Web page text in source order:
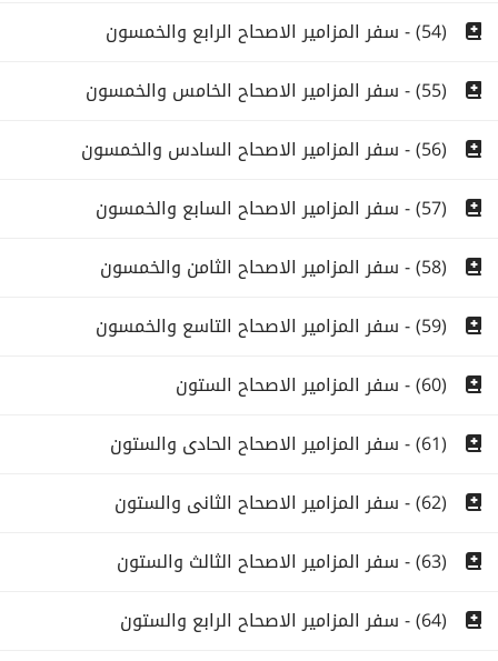
(54) - سفر المزامير الاصحاح الرابع والخمسون
(55) - سفر المزامير الاصحاح الخامس والخمسون
(56) - سفر المزامير الاصحاح السادس والخمسون
(57) - سفر المزامير الاصحاح السابع والخمسون
(58) - سفر المزامير الاصحاح الثامن والخمسون
(59) - سفر المزامير الاصحاح التاسع والخمسون
(60) - سفر المزامير الاصحاح الستون
(61) - سفر المزامير الاصحاح الحادى والستون
(62) - سفر المزامير الاصحاح الثانى والستون
(63) - سفر المزامير الاصحاح الثالث والستون
(64) - سفر المزامير الاصحاح الرابع والستون